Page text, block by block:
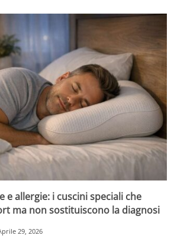
e allergie: i cuscini speciali che
ma non sostituiscono la diagnosi
29, 2026